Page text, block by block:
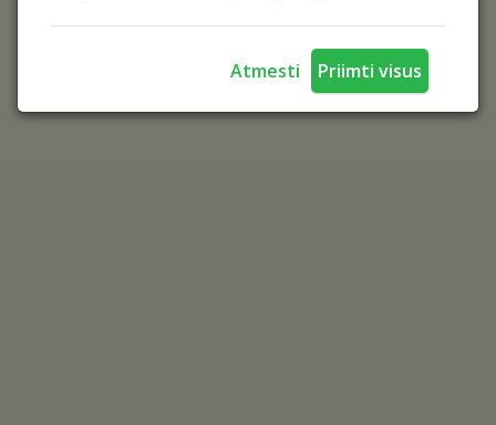
Atmesti Priimti visus